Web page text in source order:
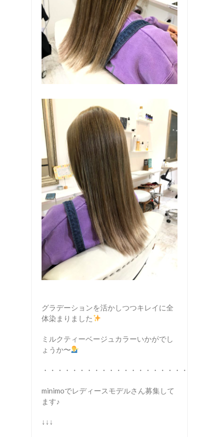
グラデーションを活かしつつキレイに全
体染まりました
ミルクティーベージュカラーいかがでし
ょうか〜
・・・・・・・・・・・・・・・・・・・・・・・
minimoでレディースモデルさん募集して
ます♪
↓↓↓